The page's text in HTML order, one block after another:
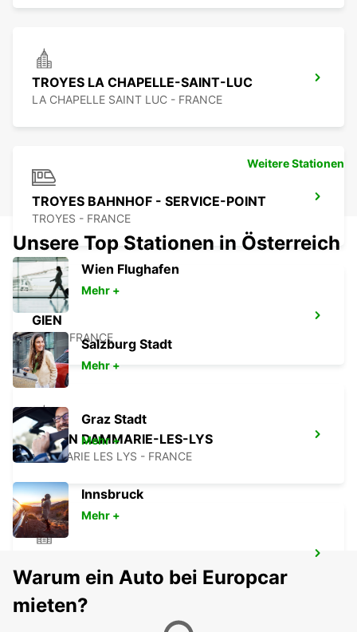
TROYES LA CHAPELLE-SAINT-LUC
LA CHAPELLE SAINT LUC - FRANCE
TROYES BAHNHOF - SERVICE-POINT
TROYES - FRANCE
GIEN
GIEN - FRANCE
MELUN DAMMARIE-LES-LYS
DAMMARIE LES LYS - FRANCE
EVRY - FRANCE
Weitere Stationen
Unsere Top Stationen in Österreich
Wien Flughafen
Mehr +
Salzburg Stadt
Mehr +
Graz Stadt
Mehr +
Innsbruck
Mehr +
Warum ein Auto bei Europcar
mieten?